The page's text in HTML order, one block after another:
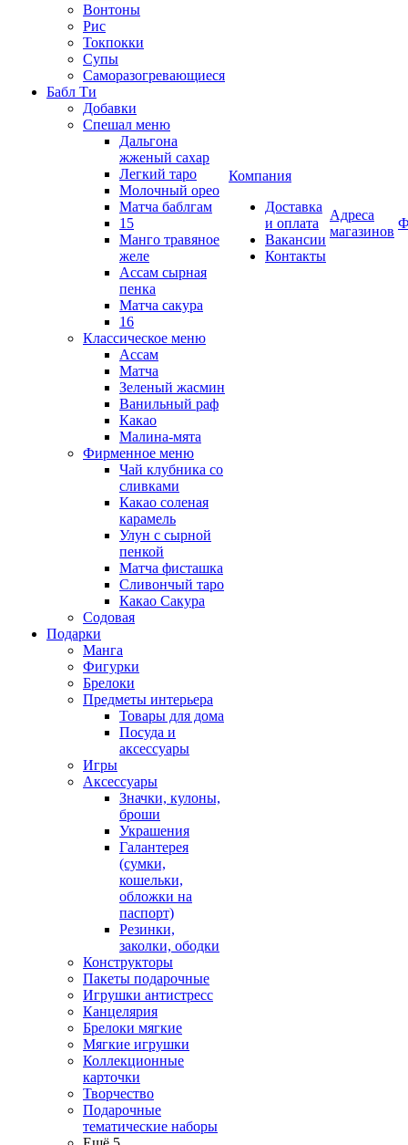
Вонтоны
Рис
Токпокки
Супы
Саморазогревающиеся
Бабл Ти
Добавки
Спешал меню
Дальгона
жженый сахар
Легкий таро
Молочный орео
Матча баблгам
15
Манго травяное
желе
Ассам сырная
пенка
Матча сакура
16
Классическое меню
Ассам
Матча
Зеленый жасмин
Ванильный раф
Какао
Малина-мята
Фирменное меню
Чай клубника со
сливками
Какао соленая
карамель
Улун с сырной
пенкой
Матча фисташка
Сливончый таро
Какао Сакура
Содовая
Подарки
Манга
Фигурки
Брелоки
Предметы интерьера
Товары для дома
Посуда и
аксессуары
Игры
Аксессуары
Значки, кулоны,
броши
Украшения
Галантерея
(сумки,
кошельки,
обложки на
паспорт)
Резинки,
заколки, ободки
Конструкторы
Пакеты подарочные
Игрушки антистресс
Канцелярия
Брелоки мягкие
Мягкие игрушки
Коллекционные
карточки
Творчество
Подарочные
тематические наборы
Компания
Доставка
и оплата
Вакансии
Контакты
Адреса
магазинов